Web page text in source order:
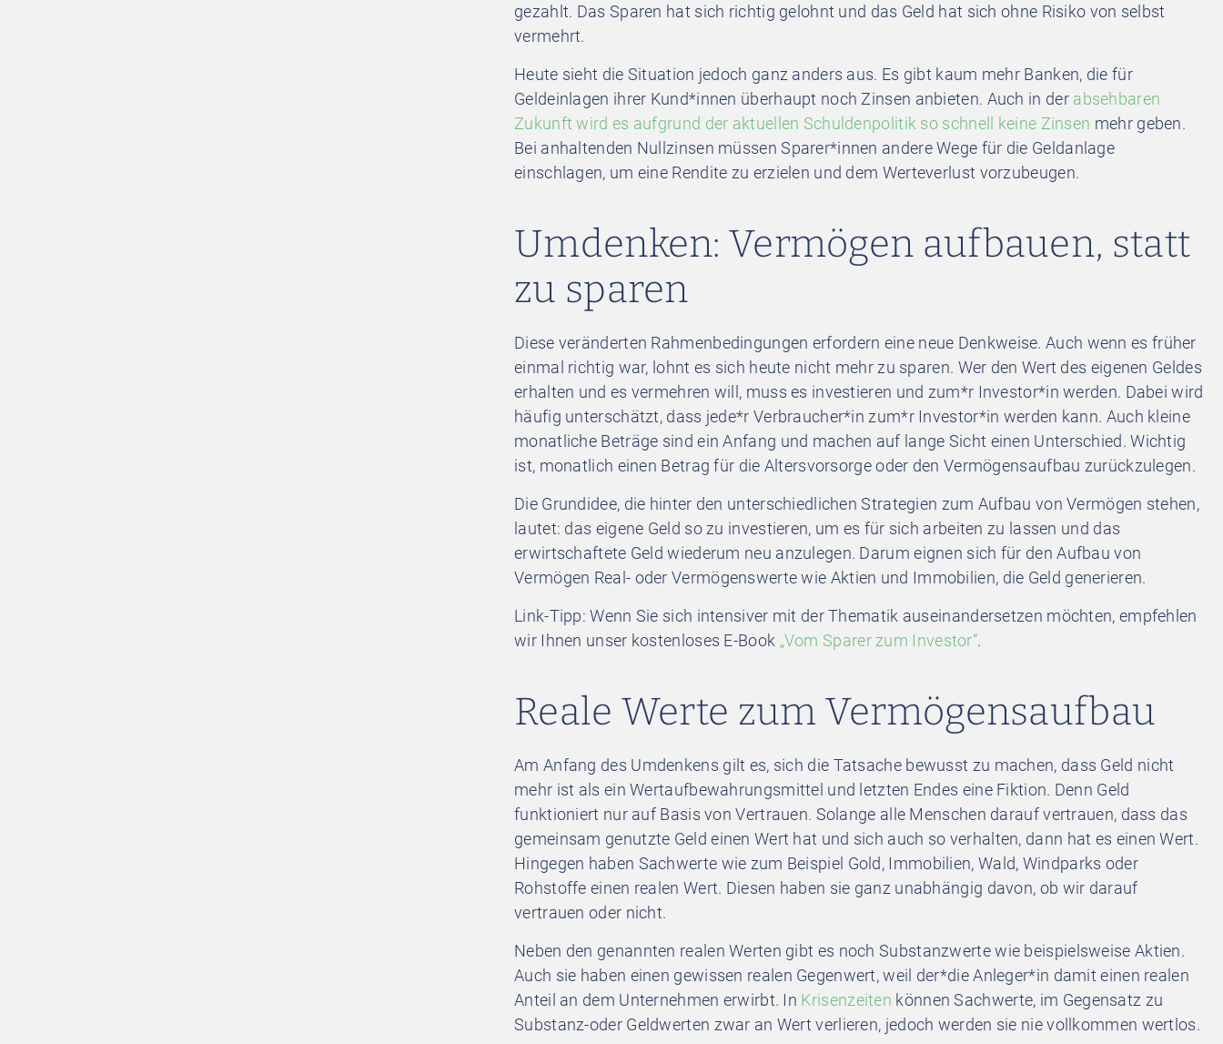
gezahlt. Das Sparen hat sich richtig gelohnt und das Geld hat sich ohne Risiko von selbst
vermehrt.
Heute sieht die Situation jedoch ganz anders aus. Es gibt kaum mehr Banken, die für
Geldeinlagen ihrer Kund*innen überhaupt noch Zinsen anbieten. Auch in der absehbaren
Zukunft wird es aufgrund der aktuellen Schuldenpolitik so schnell keine Zinsen mehr geben.
Bei anhaltenden Nullzinsen müssen Sparer*innen andere Wege für die Geldanlage
einschlagen, um eine Rendite zu erzielen und dem Werteverlust vorzubeugen.
Umdenken: Vermögen aufbauen, statt
zu sparen
Diese veränderten Rahmenbedingungen erfordern eine neue Denkweise. Auch wenn es früher
einmal richtig war, lohnt es sich heute nicht mehr zu sparen. Wer den Wert des eigenen Geldes
erhalten und es vermehren will, muss es investieren und zum*r Investor*in werden. Dabei wird
häufig unterschätzt, dass jede*r Verbraucher*in zum*r Investor*in werden kann. Auch kleine
monatliche Beträge sind ein Anfang und machen auf lange Sicht einen Unterschied. Wichtig
ist, monatlich einen Betrag für die Altersvorsorge oder den Vermögensaufbau zurückzulegen.
Die Grundidee, die hinter den unterschiedlichen Strategien zum Aufbau von Vermögen stehen,
lautet: das eigene Geld so zu investieren, um es für sich arbeiten zu lassen und das
erwirtschaftete Geld wiederum neu anzulegen. Darum eignen sich für den Aufbau von
Vermögen Real- oder Vermögenswerte wie Aktien und Immobilien, die Geld generieren.
Link-Tipp: Wenn Sie sich intensiver mit der Thematik auseinandersetzen möchten, empfehlen
wir Ihnen unser kostenloses E-Book „Vom Sparer zum Investor“.
Reale Werte zum Vermögensaufbau
Am Anfang des Umdenkens gilt es, sich die Tatsache bewusst zu machen, dass Geld nicht
mehr ist als ein Wertaufbewahrungsmittel und letzten Endes eine Fiktion. Denn Geld
funktioniert nur auf Basis von Vertrauen. Solange alle Menschen darauf vertrauen, dass das
gemeinsam genutzte Geld einen Wert hat und sich auch so verhalten, dann hat es einen Wert.
Hingegen haben Sachwerte wie zum Beispiel Gold, Immobilien, Wald, Windparks oder
Rohstoffe einen realen Wert. Diesen haben sie ganz unabhängig davon, ob wir darauf
vertrauen oder nicht.
Neben den genannten realen Werten gibt es noch Substanzwerte wie beispielsweise Aktien.
Auch sie haben einen gewissen realen Gegenwert, weil der*die Anleger*in damit einen realen
Anteil an dem Unternehmen erwirbt. In Krisenzeiten können Sachwerte, im Gegensatz zu
Substanz-oder Geldwerten zwar an Wert verlieren, jedoch werden sie nie vollkommen wertlos.